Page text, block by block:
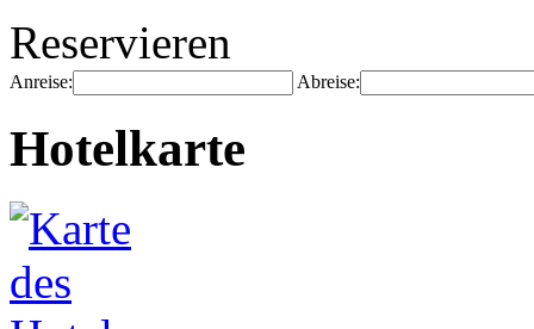
Reservieren
Anreise: Abreise:
Hotelkarte